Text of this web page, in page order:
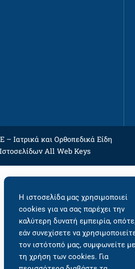
– Ιατρικά και Ορθοπεδικά Είδη
All Web Keys
Η ιστοσελίδα μας χρησιμοποιεί
cookies για να σας παρέχει την
καλύτερη δυνατή εμπειρία,
εάν συνεχίσετε να
τον ιστότοπό μας, συμφωνείτε με
τη χρήση των cookies. Για